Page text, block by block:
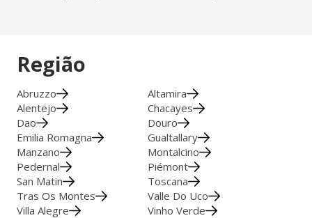
Região
Abruzzo
Altamira
Alentejo
Chacayes
Dao
Douro
Emilia Romagna
Gualtallary
Manzano
Montalcino
Pedernal
Piémont
San Matin
Toscana
Tras Os Montes
Valle Do Uco
Villa Alegre
Vinho Verde